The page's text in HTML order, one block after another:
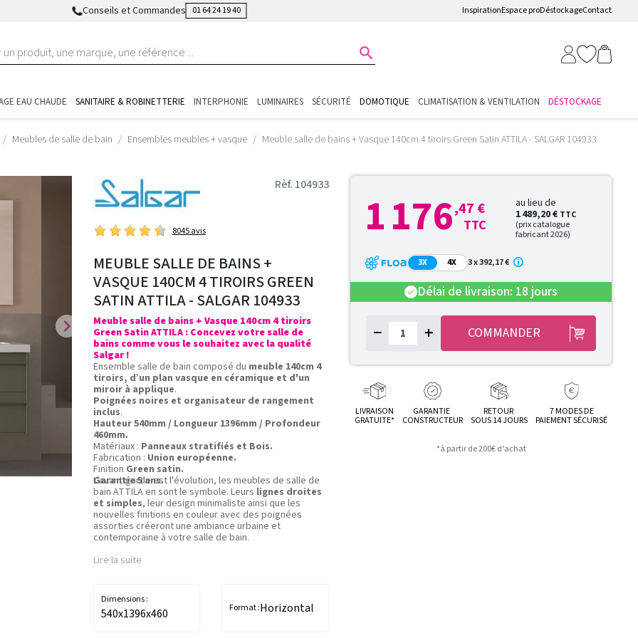
Conseils et Commandes 01 64 24 19 40 InspirationEspace proDéstockageContact

EAU CHAUDE SANITAIRE & ROBINETTERIE INTERPHONIE LUMINAIRES SÉCURITÉ DOMOTIQUE CLIMATISATION & VENTILATION DÉSTOCKAGE
Meubles de salle de bain Ensembles meubles + vasque Meuble salle de bains + Vasque 140cm 4 tiroirs Green Satin ATTILA - SALGAR 104933
chevron_right
Rèf. 104933
8045 avis
MEUBLE SALLE DE BAINS +
VASQUE 140CM 4 TIROIRS GREEN
SATIN ATTILA - SALGAR 104933
Meuble salle de bains + Vasque 140cm 4 tiroirs
Green Satin ATTILA : Concevez votre salle de
bains comme vous le souhaitez avec la qualité
Salgar !
Ensemble salle de bain composé du meuble 140cm 4
tiroirs, d’un plan vasque en céramique et d'un
miroir à applique.
Poignées noires et organisateur de rangement
inclus.
Hauteur 540mm / Longueur 1396mm / Profondeur
460mm.
Matériaux : Panneaux stratifiés et Bois.
Fabrication : Union européenne.
Finition Green satin.
Garantie 5 ans.
L'avant-garde est l'évolution, les meubles de salle de
bain ATTILA en sont le symbole. Leurs lignes droites
et simples, leur design minimaliste ainsi que les
nouvelles finitions en couleur avec des poignées
assorties créeront une ambiance urbaine et
contemporaine à votre salle de bain.
Lire la suite
Dimensions :
540x1396x460 Format :Horizontal
1 176,47 €
TTC
au lieu de
1 489,20 € TTC
(prix catalogue
fabricant 2026)
3X 4X 3 x 392,17 €
check Délai de livraison: 18 jours
− + COMMANDER
LIVRAISON
GRATUITE*
GARANTIE
CONSTRUCTEUR
RETOUR
SOUS 14 JOURS
7 MODES DE
PAIEMENT SÉCURISÉ
*à partir de 200€ d’achat